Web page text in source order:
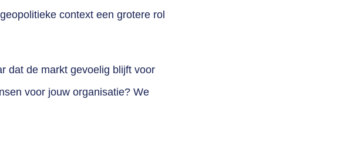
context een grotere rol
dat de markt gevoelig blijft voor
voor jouw organisatie? We